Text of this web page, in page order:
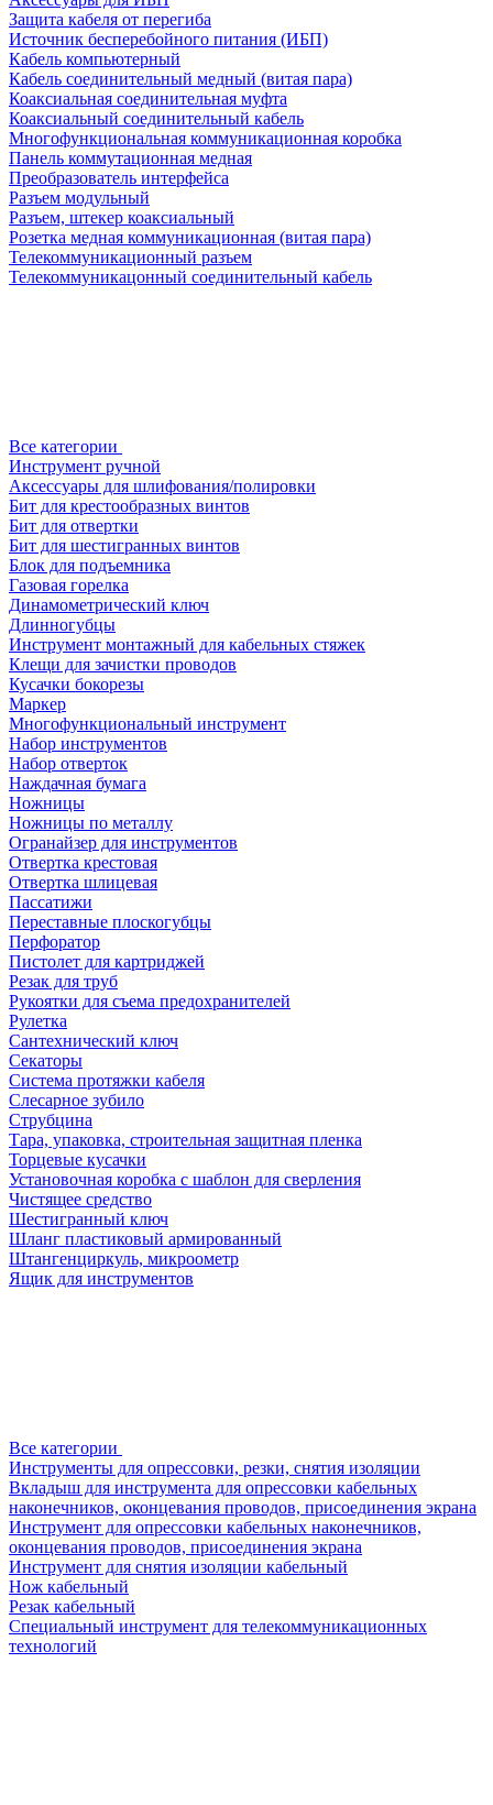
Защита кабеля от перегиба
Источник бесперебойного питания (ИБП)
Кабель компьютерный
Кабель соединительный медный (витая пара)
Коаксиальная соединительная муфта
Коаксиальный соединительный кабель
Многофункциональная коммуникационная коробка
Панель коммутационная медная
Преобразователь интерфейса
Разъем модульный
Разъем, штекер коаксиальный
Розетка медная коммуникационная (витая пара)
Телекоммуникационный разъем
Телекоммуникацонный соединительный кабель
Все категории
Инструмент ручной
Аксессуары для шлифования/полировки
Бит для крестообразных винтов
Бит для отвертки
Бит для шестигранных винтов
Блок для подъемника
Газовая горелка
Динамометрический ключ
Длинногубцы
Инструмент монтажный для кабельных стяжек
Клещи для зачистки проводов
Кусачки бокорезы
Маркер
Многофункциональный инструмент
Набор инструментов
Набор отверток
Наждачная бумага
Ножницы
Ножницы по металлу
Огранайзер для инструментов
Отвертка крестовая
Отвертка шлицевая
Пассатижи
Переставные плоскогубцы
Перфоратор
Пистолет для картриджей
Резак для труб
Рукоятки для съема предохранителей
Рулетка
Сантехнический ключ
Секаторы
Система протяжки кабеля
Слесарное зубило
Струбцина
Тара, упаковка, строительная защитная пленка
Торцевые кусачки
Установочная коробка с шаблон для сверления
Чистящее средство
Шестигранный ключ
Шланг пластиковый армированный
Штангенциркуль, микроометр
Ящик для инструментов
Все категории
Инструменты для опрессовки, резки, снятия изоляции
Вкладыш для инструмента для опрессовки кабельных
наконечников, оконцевания проводов, присоединения экрана
Инструмент для опрессовки кабельных наконечников,
оконцевания проводов, присоединения экрана
Инструмент для снятия изоляции кабельный
Нож кабельный
Резак кабельный
Специальный инструмент для телекоммуникационных
технологий